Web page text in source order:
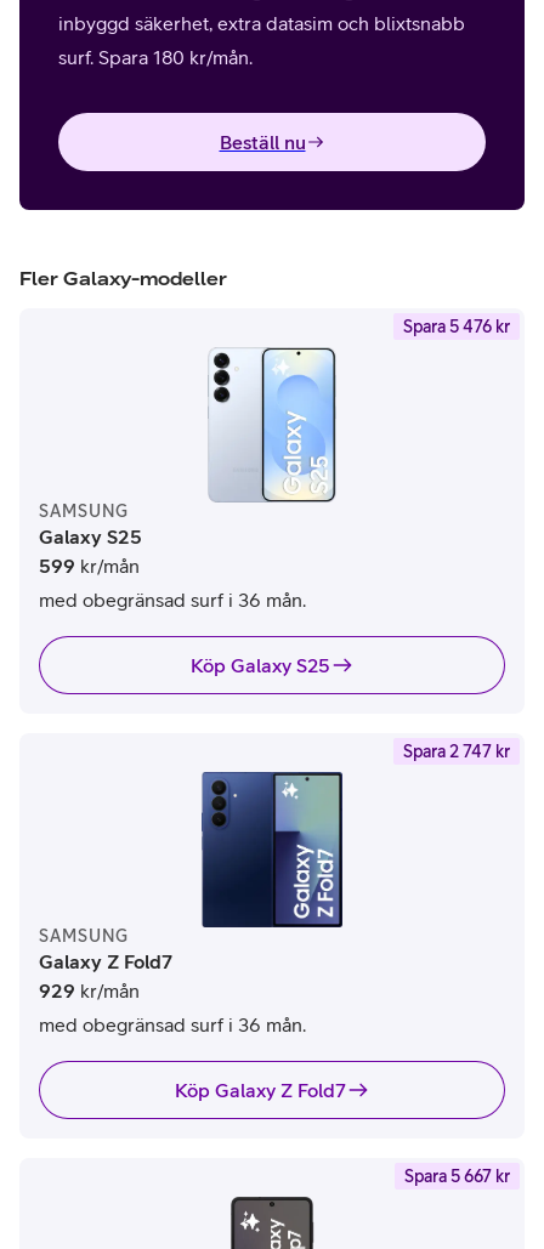
inbyggd säkerhet, extra datasim och blixtsnabb
surf. Spara 180 kr/mån.
Beställ nu
Fler Galaxy-modeller
Spara 5 476 kr
SAMSUNG
Galaxy S25
599 kr/mån
med obegränsad surf i 36 mån.
Köp Galaxy S25
Spara 2 747 kr
SAMSUNG
Galaxy Z Fold7
929 kr/mån
med obegränsad surf i 36 mån.
Köp Galaxy Z Fold7
Spara 5 667 kr